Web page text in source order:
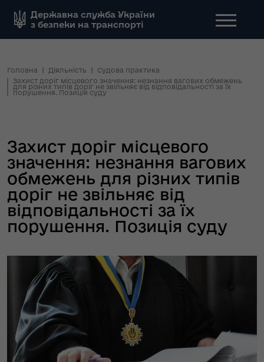
Державна служба України
з безпеки на транспорті
Головна Діяльність
Судова практика
Захист доріг місцевого значення: незнання вагових обмежень
для різних типів доріг не звільняє від відповідальності за їх
порушення. Позиція суду
Захист доріг місцевого
значення: незнання вагових
обмежень для різних типів
доріг не звільняє від
відповідальності за їх
порушення. Позиція суду